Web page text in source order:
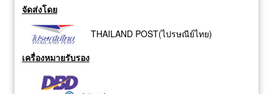
จัดส่งโดย
THAILAND POST(ไปรษณีย์ไทย)
เครื่องหมายรับรอง